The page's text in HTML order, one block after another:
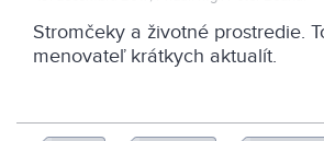
Stromčeky a životné prostredie.
menovateľ krátkych aktualít.